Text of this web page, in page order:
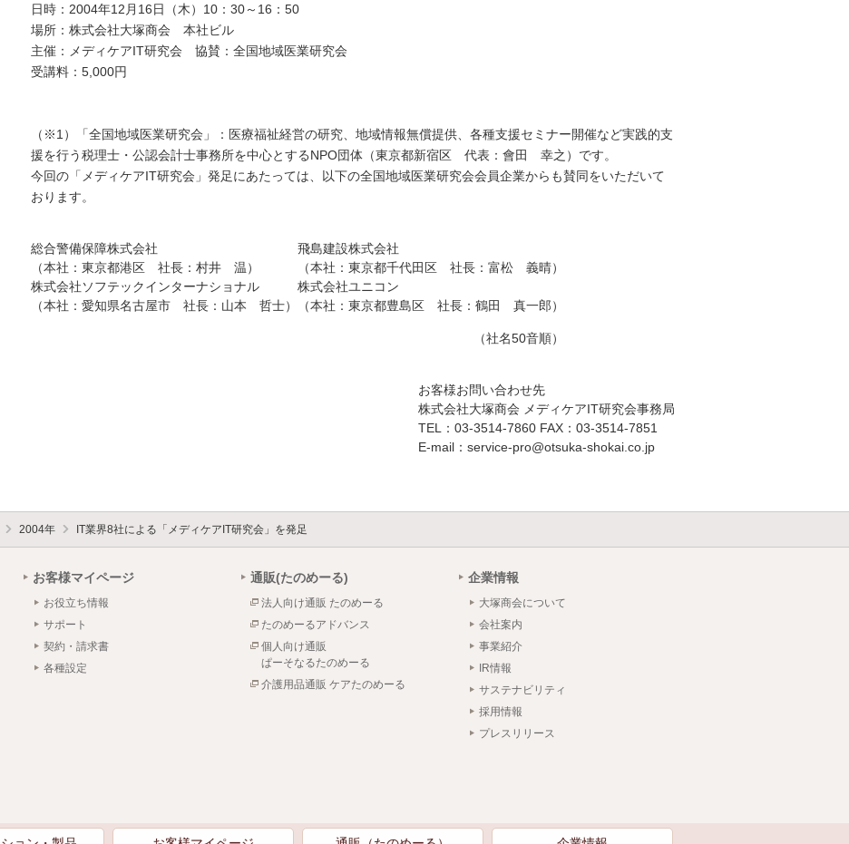
日時：2004年12月16日（木）10：30～16：50
場所：株式会社大塚商会 本社ビル
主催：メディケアIT研究会 協賛：全国地域医業研究会
受講料：5,000円
（※1）「全国地域医業研究会」：医療福祉経営の研究、地域情報無償提供、各種支援セミナー開催など実践的支
援を行う税理士・公認会計士事務所を中心とするNPO団体（東京都新宿区 代表：會田 幸之）です。
今回の「メディケアIT研究会」発足にあたっては、以下の全国地域医業研究会会員企業からも賛同をいただいて
おります。
総合警備保障株式会社
（本社：東京都港区 社長：村井 温）
飛島建設株式会社
（本社：東京都千代田区 社長：富松 義晴）
株式会社ソフテックインターナショナル
（本社：愛知県名古屋市 社長：山本 哲士）
株式会社ユニコン
（本社：東京都豊島区 社長：鶴田 真一郎）
（社名50音順）
お客様お問い合わせ先
株式会社大塚商会 メディケアIT研究会事務局
TEL：03-3514-7860 FAX：03-3514-7851
E-mail：service-pro@otsuka-shokai.co.jp
2004年 IT業界8社による「メディケアIT研究会」を発足
お客様マイページ
お役立ち情報
サポート
契約・請求書
各種設定
通販(たのめーる)
法人向け通販 たのめーる
たのめーるアドバンス
個人向け通販
ぱーそなるたのめーる
介護用品通販 ケアたのめーる
企業情報
大塚商会について
会社案内
事業紹介
IR情報
サステナビリティ
採用情報
プレスリリース